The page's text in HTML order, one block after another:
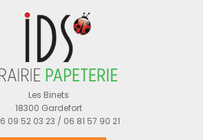
Les Binets
18300 Gardefort
09 52 03 23 / 06 81 57 90 21